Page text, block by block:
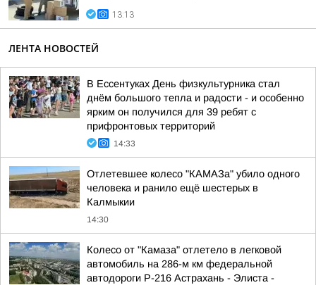
13:13
ЛЕНТА НОВОСТЕЙ
В Ессентуках День физкультурника стал
днём большого тепла и радости - и особенно
ярким он получился для 39 ребят с
прифронтовых территорий
14:33
Отлетевшее колесо "КАМАЗа" убило одного
человека и ранило ещё шестерых в
Калмыкии
14:30
Колесо от "Камаза" отлетело в легковой
автомобиль на 286-м км федеральной
автодороги Р-216 Астрахань - Элиста -